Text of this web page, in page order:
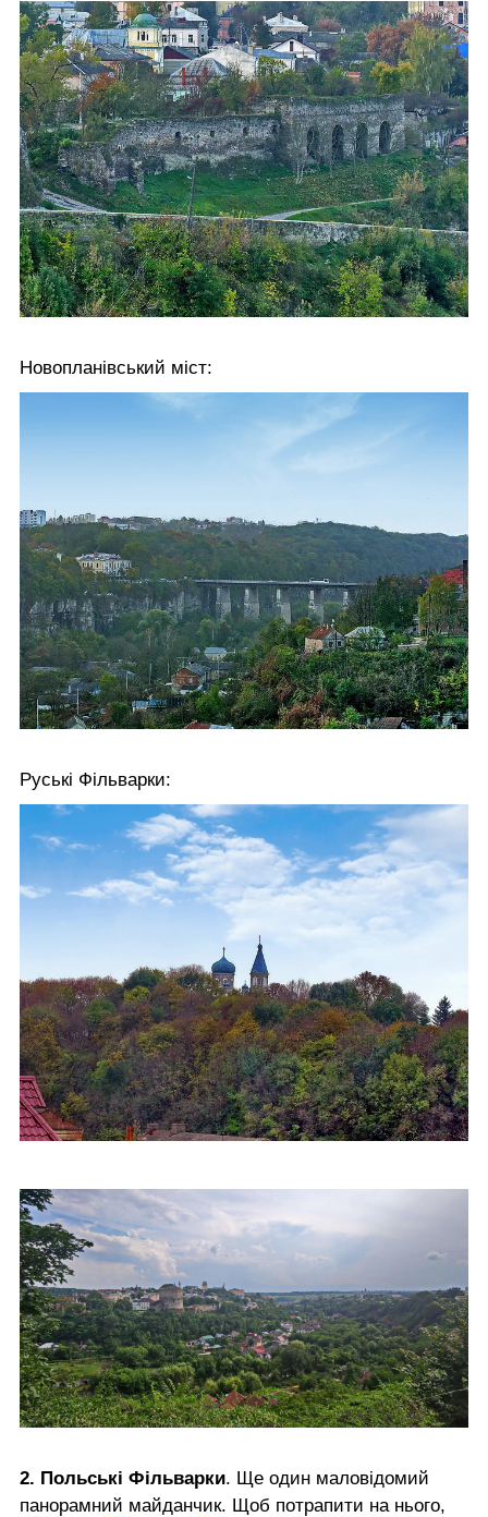
Новопланівський міст:
Руські Фільварки:
2. Польські Фільварки. Ще один маловідомий
панорамний майданчик. Щоб потрапити на нього,